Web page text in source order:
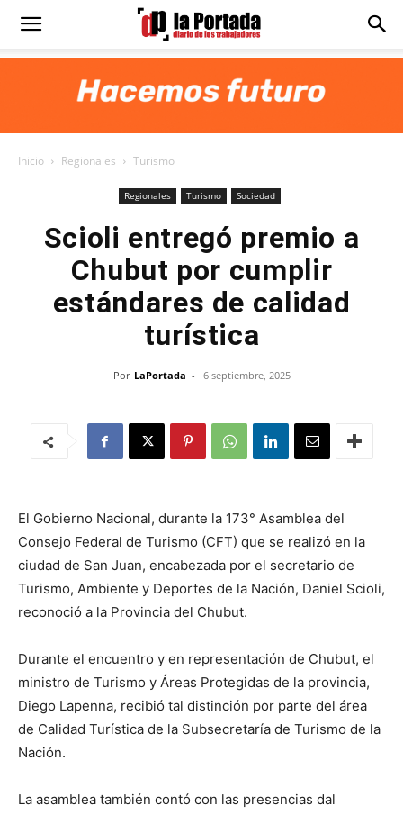
Diario
Inicio Regionales Turismo
Regionales Turismo Sociedad
Scioli entregó premio a
Chubut por cumplir
estándares de calidad
turística
Por LaPortada - 6 septiembre, 2025
El Gobierno Nacional, durante la 173° Asamblea del
Consejo Federal de Turismo (CFT) que se realizó en la
ciudad de San Juan, encabezada por el secretario de
Turismo, Ambiente y Deportes de la Nación, Daniel Scioli,
reconoció a la Provincia del Chubut.
Durante el encuentro y en representación de Chubut, el
ministro de Turismo y Áreas Protegidas de la provincia,
Diego Lapenna, recibió tal distinción por parte del área
de Calidad Turística de la Subsecretaría de Turismo de la
Nación.
La asamblea también contó con las presencias dal